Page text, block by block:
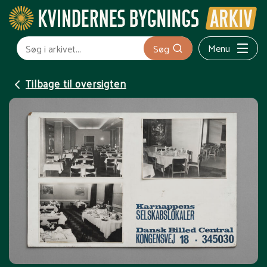
Søg Menu
Tilbage til oversigten